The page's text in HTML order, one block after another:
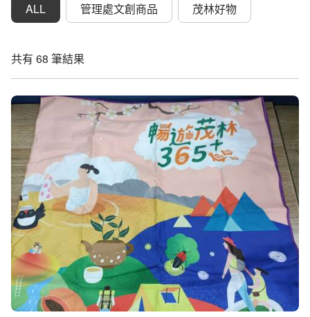
ALL 管理處文創商品 茂林好物
共有 68 筆結果